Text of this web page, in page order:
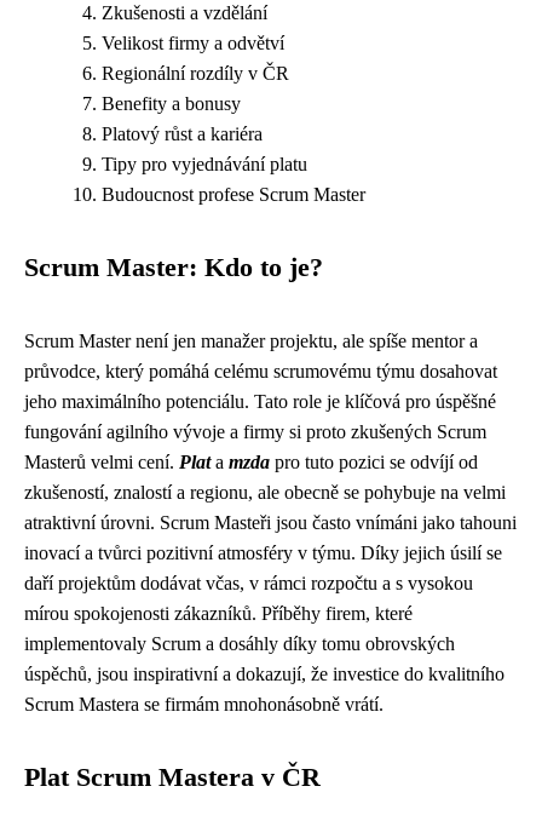
Zkušenosti a vzdělání
Velikost firmy a odvětví
Regionální rozdíly v ČR
Benefity a bonusy
Platový růst a kariéra
Tipy pro vyjednávání platu
Budoucnost profese Scrum Master
Scrum Master: Kdo to je?
Scrum Master není jen manažer projektu, ale spíše mentor a
průvodce, který pomáhá celému scrumovému týmu dosahovat
jeho maximálního potenciálu. Tato role je klíčová pro úspěšné
fungování agilního vývoje a firmy si proto zkušených Scrum
Masterů velmi cení. Plata mzda pro tuto pozici se odvíjí od
zkušeností, znalostí a regionu, ale obecně se pohybuje na velmi
atraktivní úrovni. Scrum Masteři jsou často vnímáni jako tahouni
inovací a tvůrci pozitivní atmosféry v týmu. Díky jejich úsilí se
daří projektům dodávat včas, v rámci rozpočtu a s vysokou
mírou spokojenosti zákazníků. Příběhy firem, které
implementovaly Scrum a dosáhly díky tomu obrovských
úspěchů, jsou inspirativní a dokazují, že investice do kvalitního
Scrum Mastera se firmám mnohonásobně vrátí.
Plat Scrum Mastera v ČR